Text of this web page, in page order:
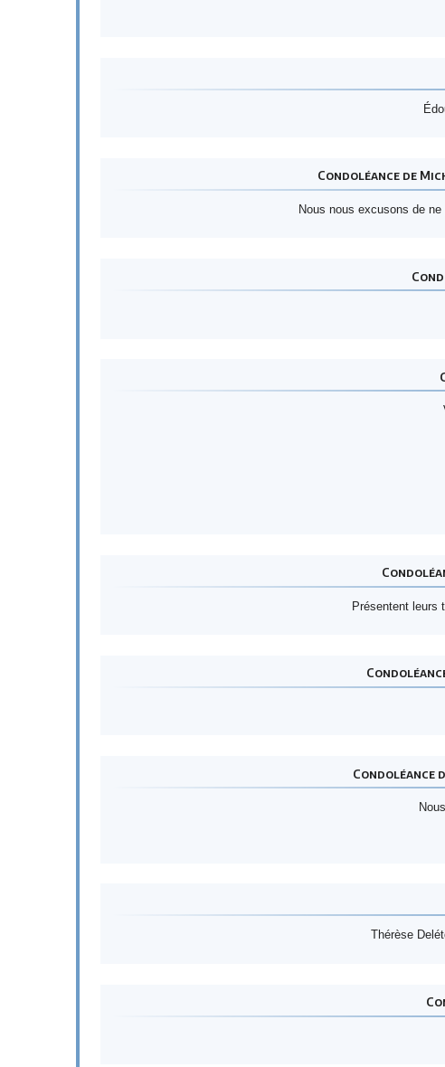
Condoléance de
Nous nous excusons de
Présentent leurs
Condoléance
Thérèse